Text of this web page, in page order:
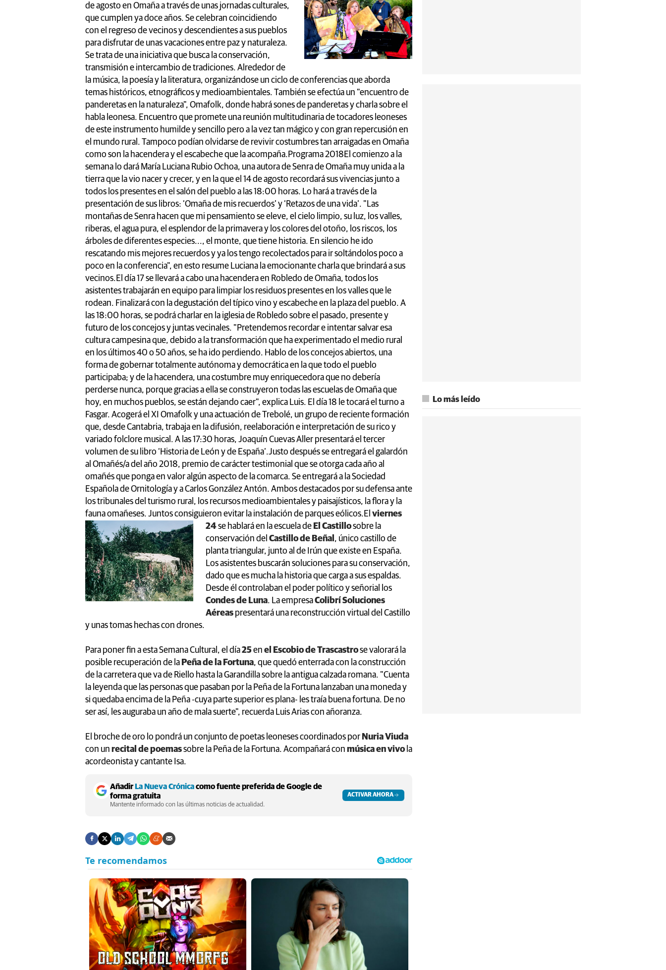
de agosto en Omaña a través de unas jornadas culturales,
que cumplen ya doce años. Se celebran coincidiendo
con el regreso de vecinos y descendientes a sus pueblos
para disfrutar de unas vacaciones entre paz y naturaleza.
Se trata de una iniciativa que busca la conservación,
transmisión e intercambio de tradiciones. Alrededor de
la música, la poesía y la literatura, organizándose un ciclo de conferencias que aborda
temas históricos, etnográficos y medioambientales. También se efectúa un "encuentro de
panderetas en la naturaleza", Omafolk, donde habrá sones de panderetas y charla sobre el
habla leonesa. Encuentro que promete una reunión multitudinaria de tocadores leoneses
de este instrumento humilde y sencillo pero a la vez tan mágico y con gran repercusión en
el mundo rural. Tampoco podían olvidarse de revivir costumbres tan arraigadas en Omaña
como son la hacendera y el escabeche que la acompaña.Programa 2018El comienzo a la
semana lo dará María Luciana Rubio Ochoa, una autora de Senra de Omaña muy unida a la
tierra que la vio nacer y crecer, y en la que el 14 de agosto recordará sus vivencias junto a
todos los presentes en el salón del pueblo a las 18:00 horas. Lo hará a través de la
presentación de sus libros: ‘Omaña de mis recuerdos’ y ‘Retazos de una vida’. "Las
montañas de Senra hacen que mi pensamiento se eleve, el cielo limpio, su luz, los valles,
riberas, el agua pura, el esplendor de la primavera y los colores del otoño, los riscos, los
árboles de diferentes especies..., el monte, que tiene historia. En silencio he ido
rescatando mis mejores recuerdos y ya los tengo recolectados para ir soltándolos poco a
poco en la conferencia", en esto resume Luciana la emocionante charla que brindará a sus
vecinos.El día 17 se llevará a cabo una hacendera en Robledo de Omaña, todos los
asistentes trabajarán en equipo para limpiar los residuos presentes en los valles que le
rodean. Finalizará con la degustación del típico vino y escabeche en la plaza del pueblo. A
las 18:00 horas, se podrá charlar en la iglesia de Robledo sobre el pasado, presente y
futuro de los concejos y juntas vecinales. "Pretendemos recordar e intentar salvar esa
cultura campesina que, debido a la transformación que ha experimentado el medio rural
en los últimos 40 o 50 años, se ha ido perdiendo. Hablo de los concejos abiertos, una
forma de gobernar totalmente autónoma y democrática en la que todo el pueblo
participaba; y de la hacendera, una costumbre muy enriquecedora que no debería
perderse nunca, porque gracias a ella se construyeron todas las escuelas de Omaña que
hoy, en muchos pueblos, se están dejando caer", explica Luis. El día 18 le tocará el turno a
Fasgar. Acogerá el XI Omafolk y una actuación de Trebolé, un grupo de reciente formación
que, desde Cantabria, trabaja en la difusión, reelaboración e interpretación de su rico y
variado folclore musical. A las 17:30 horas, Joaquín Cuevas Aller presentará el tercer
volumen de su libro ‘Historia de León y de España’.Justo después se entregará el galardón
al Omañés/a del año 2018, premio de carácter testimonial que se otorga cada año al
omañés que ponga en valor algún aspecto de la comarca. Se entregará a la Sociedad
Española de Ornitología y a Carlos González Antón. Ambos destacados por su defensa ante
los tribunales del turismo rural, los recursos medioambientales y paisajísticos, la flora y la
fauna omañeses. Juntos consiguieron evitar la instalación de parques eólicos. El viernes
24se hablará en la escuela de El Castillosobre la
conservación del Castillo de Beñal , único castillo de
planta triangular, junto al de Irún que existe en España.
Los asistentes buscarán soluciones para su conservación,
dado que es mucha la historia que carga a sus espaldas.
Desde él controlaban el poder político y señorial los
Condes de Luna. La empresaColibrí Soluciones
Aéreas presentará una reconstrucción virtual del Castillo
y unas tomas hechas con drones.
Para poner fin a esta Semana Cultural, el día25en el Escobio de Trascastrose valorará la
posible recuperación de la Peña de la Fortuna, que quedó enterrada con la construcción
de la carretera que va de Riello hasta la Garandilla sobre la antigua calzada romana. "Cuenta
la leyenda que las personas que pasaban por la Peña de la Fortuna lanzaban una moneda y
si quedaba encima de la Peña -cuya parte superior es plana- les traía buena fortuna. De no
ser así, les auguraba un año de mala suerte", recuerda Luis Arias con añoranza.
El broche de oro lo pondrá un conjunto de poetas leoneses coordinados por Nuria Viuda
con un recital de poemassobre la Peña de la Fortuna. Acompañará con música en vivo la
acordeonista y cantante Isa.
AñadirLa Nueva Crónicacomo fuente preferida de Google de
forma gratuita
Mantente informado con las últimas noticias de actualidad.
ACTIVAR AHORA
Lo más leído